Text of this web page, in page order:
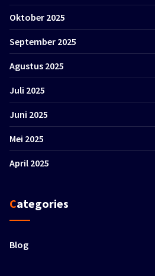
Oktober 2025
September 2025
Agustus 2025
Juli 2025
Juni 2025
Mei 2025
April 2025
Categories
Blog